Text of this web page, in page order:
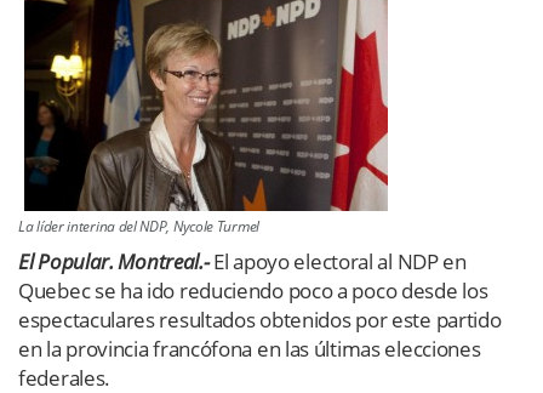
La líder interina del NDP, Nycole Turmel
El Popular. Montreal.-El apoyo electoral al NDP en
Quebec se ha ido reduciendo poco a poco desde los
espectaculares resultados obtenidos por este partido
en la provincia francófona en las últimas elecciones
federales.